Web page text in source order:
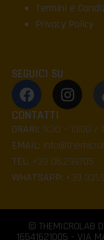
Termini e
Privacy Policy
SEGUICI SU
CONTATTI
ORARI: 9:30 – 13:00 /
EMAIL:
TEL: +39 06.299705
WHATSAPP: +39
© THEMICROLAB
16541621005 - VIA